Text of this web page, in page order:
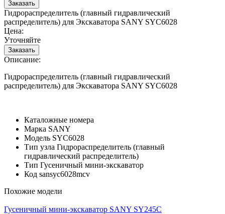
Гидрораспределитель (главный гидравлический
распределитель) для Экскаватора SANY SYC6028
Цена:
Уточняйте
Описание:
Гидрораспределитель (главный гидравлический
распределитель) для Экскаватора SANY SYC6028
Каталожные номера
Марка SANY
Модель SYC6028
Тип узла Гидрораспределитель (главный
гидравлический распределитель)
Тип Гусеничный мини-экскаватор
Код sansyc6028mcv
Похожие модели
Гусеничный мини-экскаватор SANY SY245C